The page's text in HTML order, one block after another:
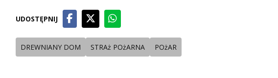
UDOSTĘPNIJ
DREWNIANY DOM STRAż POżARNA POżAR